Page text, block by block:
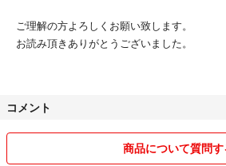
ご理解の方よろしくお願い致します。
お読み頂きありがとうございました。
コメント
商品について質問す